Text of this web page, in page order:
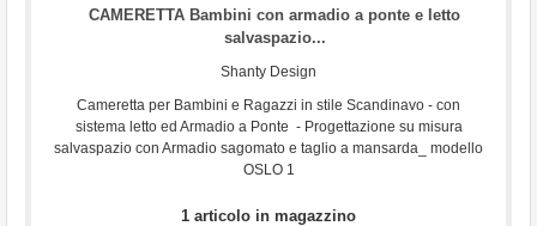
CAMERETTA Bambini con armadio a ponte e letto
salvaspazio...
Shanty Design
Cameretta per Bambini e Ragazzi in stile Scandinavo - con
sistema letto ed Armadio a Ponte - Progettazione su misura
salvaspazio con Armadio sagomato e taglio a mansarda_ modello
OSLO 1
1 articolo in magazzino